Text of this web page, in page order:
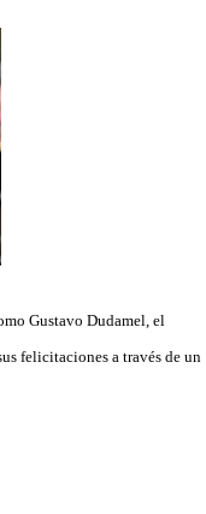
Gustavo Dudamel, el
felicitaciones a través de un